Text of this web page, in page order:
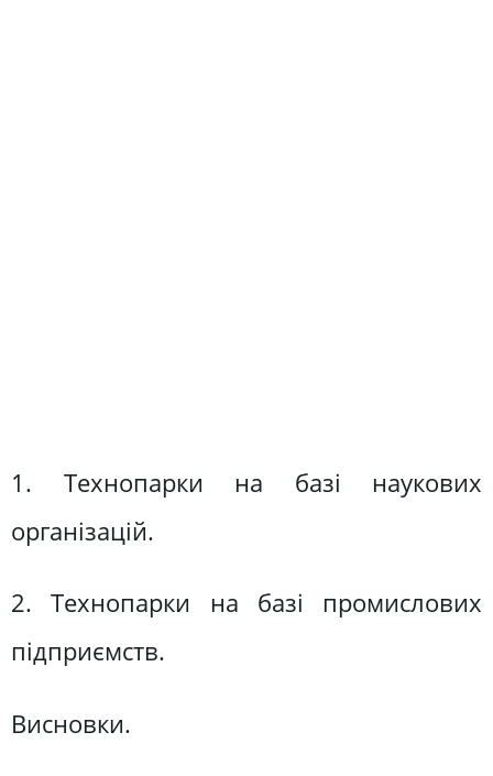
1. Технопарки на базі наукових
організацій.
2. Технопарки на базі промислових
підприємств.
Висновки.